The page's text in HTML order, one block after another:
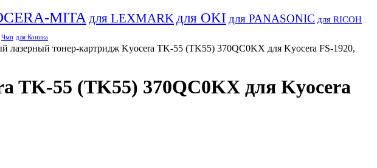
MITA для LEXMARK для OKI для PANASONIC для RICOH
Чмп для Коника
лазерный тонер-картридж Kyocera TK-55 (TK55) 370QC0KX для Kyocera FS-1920,
TK-55 (TK55) 370QC0KX для Kyocera